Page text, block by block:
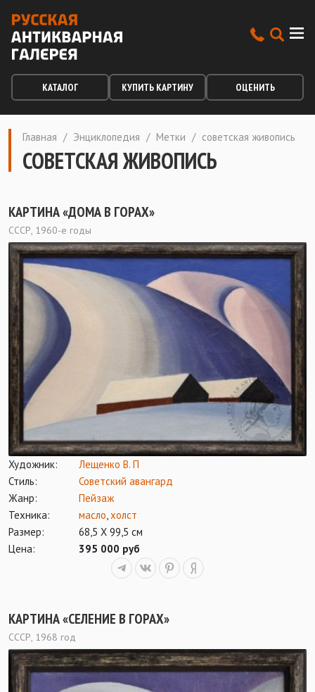
КАТАЛОГ КУПИТЬ КАРТИНУ ОЦЕНИТЬ
Главная / Энциклопедия / Метки / советская живопись
СОВЕТСКАЯ ЖИВОПИСЬ
КАРТИНА «ДОМА В ГОРАХ»
СССР, 1960-е годы
Художник:
Лещенко В. П
Стиль:
Советский авангард
Жанр:
Пейзаж
Техника:
масло,холст
Размер:
68,5 Х 99,5 см
Цена:
395 000 руб
КАРТИНА «СЕЛЕНИЕ В ГОРАХ»
СССР, 1968 год